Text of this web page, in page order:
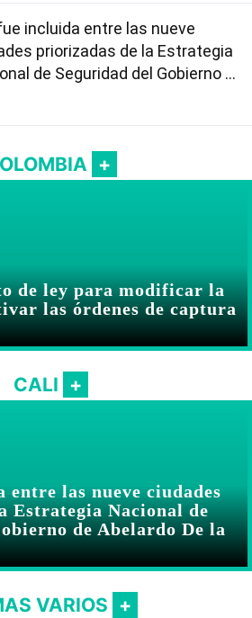
incluida entre las nueve
priorizadas de la Estrategia
de Seguridad del Gobierno de
de ley para modificar la
las órdenes de captura
CALI
las nueve ciudades
Estrategia Nacional de
de Abelardo De la
VARIOS